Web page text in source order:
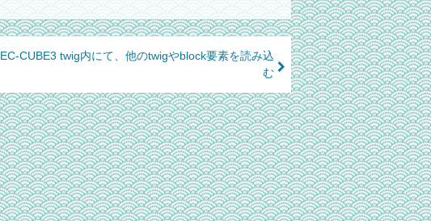
EC-CUBE3 twig内にて、他のtwigやblock要素を読み込
む